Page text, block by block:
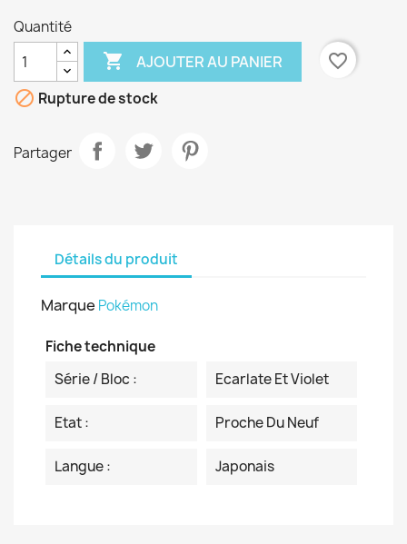
Quantité
 AJOUTER AU PANIER
favorite_border
 Rupture de stock
Partager
Détails du produit
Marque Pokémon
Fiche technique
Série / Bloc :
Ecarlate Et Violet
Etat : Proche Du Neuf
Langue : Japonais